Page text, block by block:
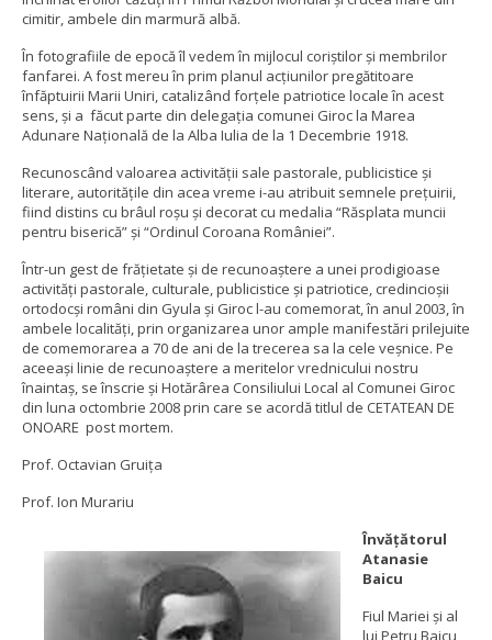
cimitir, ambele din marmură albă.
În fotografiile de epocă îl vedem în mijlocul coriştilor şi membrilor
fanfarei. A fost mereu în prim planul acţiunilor pregătitoare
înfăptuirii Marii Uniri, catalizând forţele patriotice locale în acest
sens, şi a făcut parte din delegaţia comunei Giroc la Marea
Adunare Naţională de la Alba Iulia de la 1 Decembrie 1918.
Recunoscând valoarea activităţii sale pastorale, publicistice şi
literare, autorităţile din acea vreme i-au atribuit semnele preţuirii,
fiind distins cu brâul roşu şi decorat cu medalia “Răsplata muncii
pentru biserică” și “Ordinul Coroana României”.
Într-un gest de frăţietate şi de recunoaştere a unei prodigioase
activităţi pastorale, culturale, publicistice şi patriotice, credincioşii
ortodocşi români din Gyula şi Giroc l-au comemorat, în anul 2003, în
ambele localităţi, prin organizarea unor ample manifestări prilejuite
de comemorarea a 70 de ani de la trecerea sa la cele veşnice. Pe
aceeaşi linie de recunoaştere a meritelor vrednicului nostru
înaintaş, se înscrie şi Hotărârea Consiliului Local al Comunei Giroc
din luna octombrie 2008 prin care se acordă titlul de CETATEAN DE
ONOARE post mortem.
Prof. Octavian Gruița
Prof. Ion Murariu
Învăţătorul
Atanasie
Baicu
Fiul Mariei şi al
lui Petru Baicu